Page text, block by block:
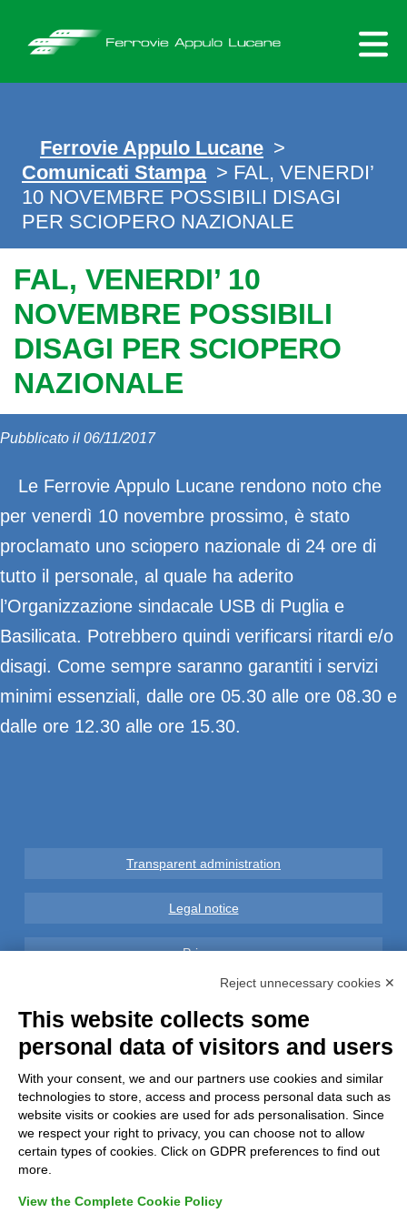
content
Ferrovie Appulo Lucane >
Comunicati Stampa > FAL, VENERDI’
10 NOVEMBRE POSSIBILI DISAGI
PER SCIOPERO NAZIONALE
FAL, VENERDI’ 10
NOVEMBRE POSSIBILI
DISAGI PER SCIOPERO
NAZIONALE
Pubblicato il 06/11/2017
Le Ferrovie Appulo Lucane rendono noto che
per venerdì 10 novembre prossimo, è stato
proclamato uno sciopero nazionale di 24 ore di
tutto il personale, al quale ha aderito
l’Organizzazione sindacale USB di Puglia e
Basilicata. Potrebbero quindi verificarsi ritardi e/o
disagi. Come sempre saranno garantiti i servizi
minimi essenziali, dalle ore 05.30 alle ore 08.30 e
dalle ore 12.30 alle ore 15.30.
Transparent administration
Legal notice
Privacy
Complaints
Refunds and Indemnities
Contacts
Reject unnecessary cookies ✕
This website collects some
personal data of visitors and users
With your consent, we and our partners use cookies and similar
technologies to store, access and process personal data such as
website visits or cookies are used for ads personalisation. Since
we respect your right to privacy, you can choose not to allow
certain types of cookies. Click on GDPR preferences to find out
more.
View the Complete Cookie Policy